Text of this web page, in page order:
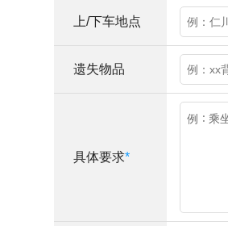
上/下车地点
遗失物品
具体要求*